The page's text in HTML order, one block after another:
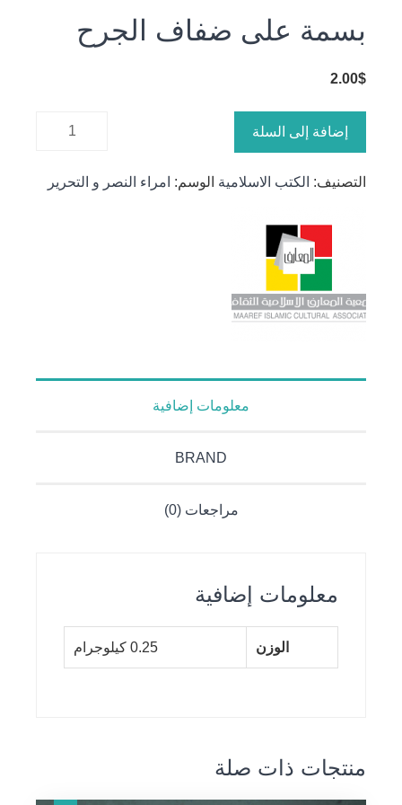
بسمة على ضفاف الجرح
2.00$
الجرح
إضافة إلى السلة
التصنيف: الكتب الاسلامية الوسم: امراء النصر و التحرير
معلومات إضافية
BRAND
مراجعات (0)
معلومات إضافية
الوزن 0.25 كيلوجرام
منتجات ذات صلة